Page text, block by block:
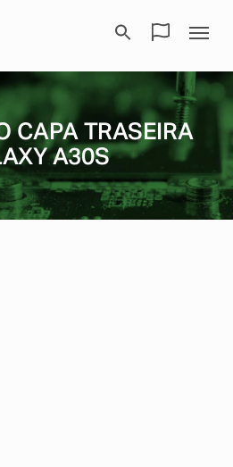
CAPA TRASEIRA
A30S